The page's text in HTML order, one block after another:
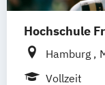
Hochschule
Hamburg
Berlin
Vollzeit